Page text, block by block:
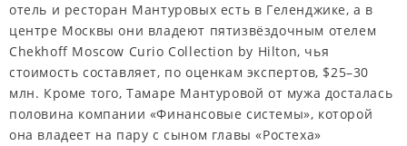
отель и ресторан Мантуровых есть в Геленджике, а в
центре Москвы они владеют пятизвёздочным отелем
Chekhoff Moscow Curio Collection by Hilton, чья
стоимость составляет, по оценкам экспертов, $25–30
млн. Кроме того, Тамаре Мантуровой от мужа досталась
половина компании «Финансовые системы», которой
она владеет на пару с сыном главы «Ростеха»